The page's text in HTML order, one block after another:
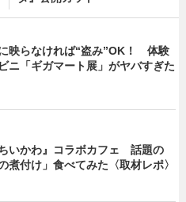
映らなければ“盗み”OK！ 体験
ニ「ギガマート展」がヤバすぎた
ちいかわ』コラボカフェ 話題の
煮付け」食べてみた〈取材レポ〉